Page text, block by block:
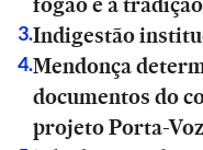
3.Indigestão
4.Mendonça
documentos do
projeto Porta-